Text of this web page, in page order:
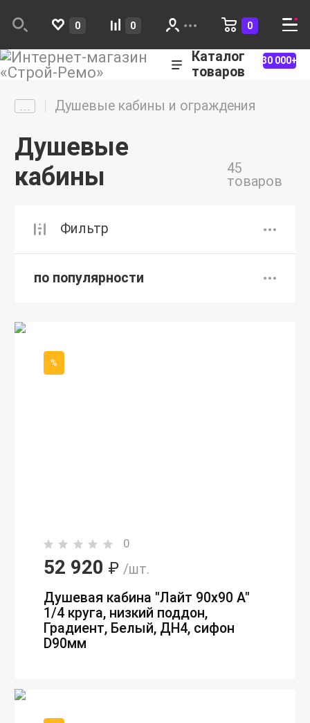
0 0 0
Каталог
товаров
30 000+
Душевые кабины и ограждения
Душевые
кабины
45
товаров
Фильтр
по популярности
%
0
52 920 ₽ /шт.
Душевая кабина "Лайт 90х90 А"
1/4 круга, низкий поддон,
Градиент, Белый, ДН4, сифон
D90мм